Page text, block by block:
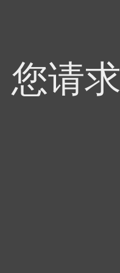
您请